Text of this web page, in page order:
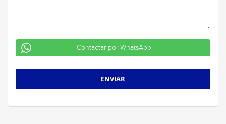
Contactar por WhatsApp